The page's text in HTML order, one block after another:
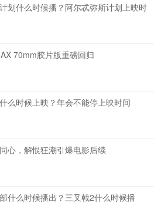
划什么时候播？阿尔忒弥斯计划上映时
70mm胶片版重磅回归
么时候上映？年会不能停上映时间
心，解恨狂潮引爆电影后续
什么时候播出？三叉戟2什么时候播